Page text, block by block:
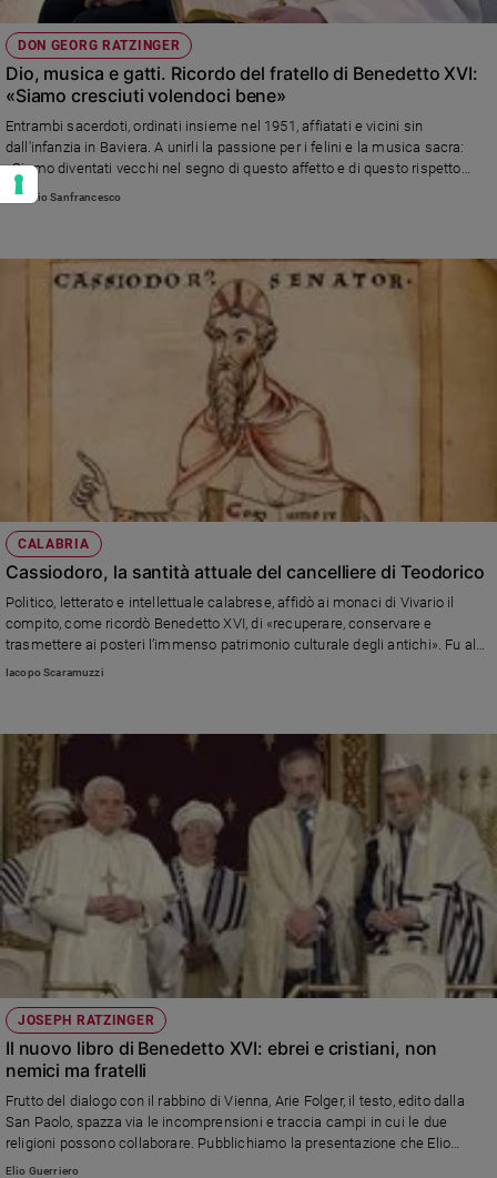
DON GEORG RATZINGER
Dio, musica e gatti. Ricordo del fratello di Benedetto XVI:
«Siamo cresciuti volendoci bene»
Entrambi sacerdoti, ordinati insieme nel 1951, affiatati e vicini sin
dall'infanzia in Baviera. A unirli la passione per i felini e la musica sacra:
«Siamo diventati vecchi nel segno di questo affetto e di questo rispetto
reciproco. L'uno ha sempre gioito del lavoro ben fatto dell'altro»
Antonio Sanfrancesco
CALABRIA
Cassiodoro, la santità attuale del cancelliere di Teodorico
Politico, letterato e intellettuale calabrese, affidò ai monaci di Vivario il
compito, come ricordò Benedetto XVI, di «recuperare, conservare e
trasmettere ai posteri l’immenso patrimonio culturale degli antichi». Fu al
fianco del re Ostrogoto. Aperto a Squillace il processo di beatificazione e
Iacopo Scaramuzzi
JOSEPH RATZINGER
Il nuovo libro di Benedetto XVI: ebrei e cristiani, non
nemici ma fratelli
Frutto del dialogo con il rabbino di Vienna, Arie Folger, il testo, edito dalla
San Paolo, spazza via le incomprensioni e traccia campi in cui le due
religioni possono collaborare. Pubblichiamo la presentazione che Elio
Guerriero, il curatore del volume ha scritto per Famiglia Cristiana, pubblicata
Elio Guerriero